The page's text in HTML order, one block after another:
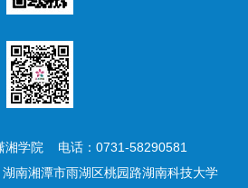
湘学院 电话：0731-58290581
南湘潭市雨湖区桃园路湖南科技大学